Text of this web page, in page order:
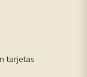
tarjetas